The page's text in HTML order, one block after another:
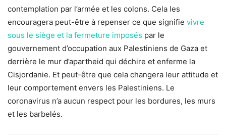
contemplation par l’armée et les colons. Cela les
encouragera peut-être à repenser ce que signifie vivre
sous le siège et la fermeture imposés par le
gouvernement d’occupation aux Palestiniens de Gaza et
derrière le mur d’apartheid qui déchire et enferme la
Cisjordanie. Et peut-être que cela changera leur attitude et
leur comportement envers les Palestiniens. Le
coronavirus n’a aucun respect pour les bordures, les murs
et les barbelés.